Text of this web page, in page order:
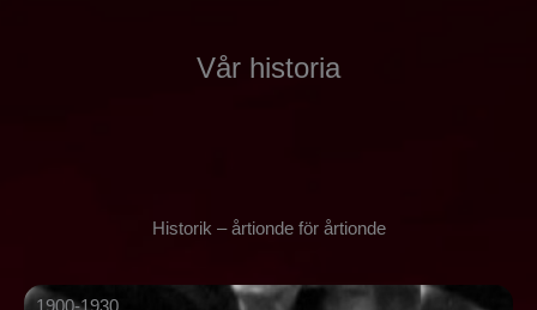
Vår historia
Historik – årtionde för årtionde
1900-1930